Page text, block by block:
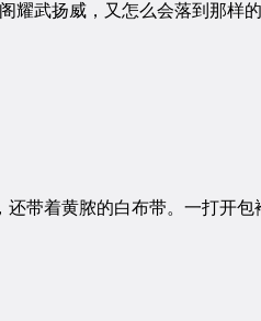
武扬威，又怎么会落到那样
带着黄脓的白布带。一打开包